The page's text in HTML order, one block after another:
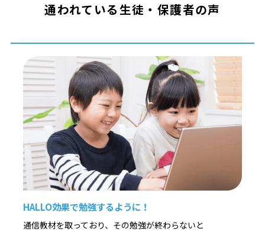
世界標準の教材「Playgram」を使用。ゲーム感覚で楽し
◆ 置いていかない「個別コーチング」
お子さまの個性や理解度に合わせた最適な声掛けを実施。
納得いくまで自分の作品作りに没頭できる環境です。
◆ 算数や国語にも通じる「思考の土台」作り
プログラミングで養われる「順序立てて考える力」は、算
数や国語など学校の勉強すべてに通じる一生モノの武器に
なります。
【まずはお気軽に無料体験へ！】
▼お申込み・詳細はこちら
https://pr1.yarukiswitch.jp/lp/hal/summer/
通われている生徒・保護者の声
HALLO効果で勉強するように！
通信教材を取っており、その勉強が終わらないと